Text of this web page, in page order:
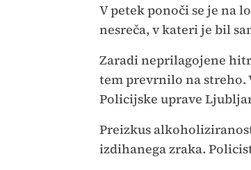
V petek ponoči se je na
nesreča, v kateri je bil
Zaradi neprilagojene
tem prevrnilo na streho.
Policijske uprave
Preizkus
izdihanega zraka.